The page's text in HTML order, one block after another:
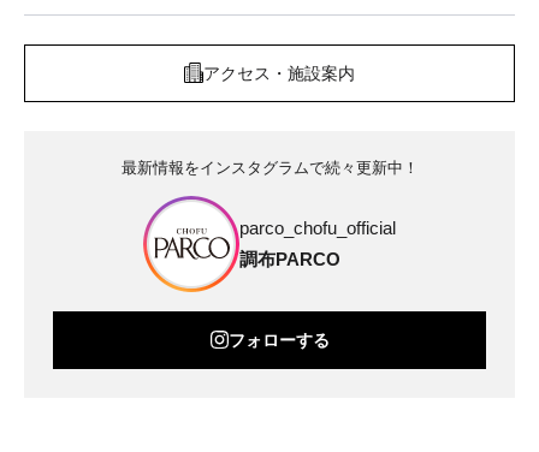
アクセス・施設案内
最新情報をインスタグラムで続々更新中！
parco_chofu_official
調布PARCO
フォローする